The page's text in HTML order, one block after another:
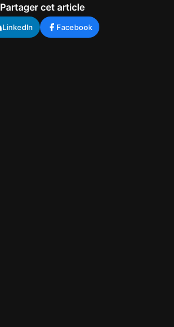
Partager cet article
LinkedIn Facebook